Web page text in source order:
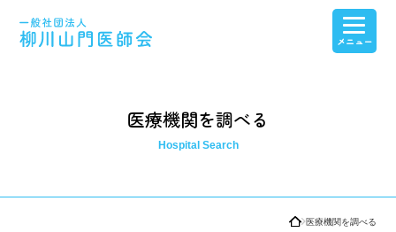
医師会紹介・産業保健センター紹介
医療機関を調べる
医療機関を調べる